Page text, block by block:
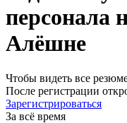
персонала
Алёшне
Чтобы видеть все
После регистрации
Зарегистрироваться
За всё время